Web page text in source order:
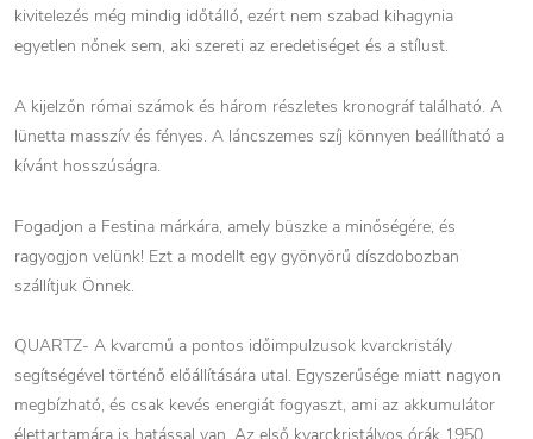
kivitelezés még mindig időtálló, ezért nem szabad kihagynia
egyetlen nőnek sem, aki szereti az eredetiséget és a stílust.
A kijelzőn római számok és három részletes kronográf található. A
lünetta masszív és fényes. A láncszemes szíj könnyen beállítható a
kívánt hosszúságra.
Fogadjon a Festina márkára, amely büszke a minőségére, és
ragyogjon velünk! Ezt a modellt egy gyönyörű díszdobozban
szállítjuk Önnek.
QUARTZ- A kvarcmű a pontos időimpulzusok kvarckristály
segítségével történő előállítására utal. Egyszerűsége miatt nagyon
megbízható, és csak kevés energiát fogyaszt, ami az akkumulátor